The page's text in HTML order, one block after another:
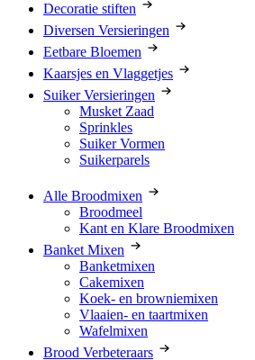
Decoratie stiften
Diversen Versieringen
Eetbare Bloemen
Kaarsjes en Vlaggetjes
Suiker Versieringen
Musket Zaad
Sprinkles
Suiker Vormen
Suikerparels
Alle Broodmixen
Broodmeel
Kant en Klare Broodmixen
Banket Mixen
Banketmixen
Cakemixen
Koek- en browniemixen
Vlaaien- en taartmixen
Wafelmixen
Brood Verbeteraars